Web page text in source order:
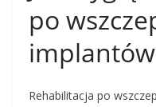
po
Rehabilitacja po